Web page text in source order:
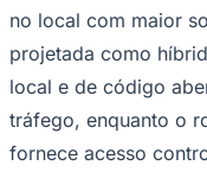
no local com maior
projetada como
local e de código
tráfego, enquanto o
fornece acesso